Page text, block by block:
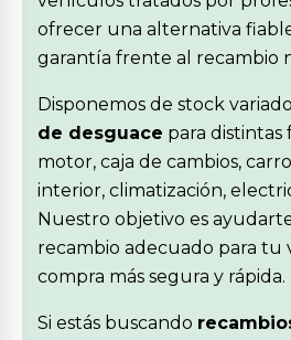
ofrecer una alternativa
garantía frente al recambio
Disponemos de stock
de desguace para distintas
motor, caja de cambios,
interior, climatización,
Nuestro objetivo es
recambio adecuado para
compra más segura y rápida.
Si estás buscando